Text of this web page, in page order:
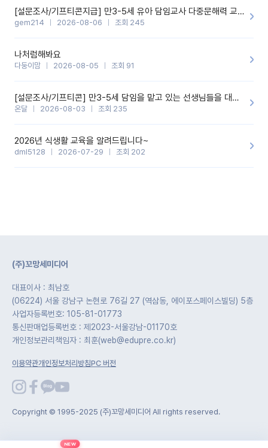
[설문조사/기프티콘지급] 만3-5세 유아 담임교사 다중문해력 교육 증진을 위한 설문조사
gem214 2026-08-06 조회 245
나처럼해봐요
다둥이맘 2026-08-05 조회 91
[설문조사/기프티콘] 만3-5세 담임을 맡고 있는 선생님들을 대상으로 설문조사를 합니다!
온달 2026-08-03 조회 235
2026년 식생활 교육을 알려드립니다~
dml5128 2026-07-29 조회 202
(주)꼬망세미디어
대표이사 : 최남호
(06224) 서울 강남구 논현로 76길 27 (역삼동, 에이포스페이스빌딩) 5층
사업자등록번호: 105-81-01773
통신판매업등록번호 : 제2023-서울강남-01170호
개인정보관리책임자 : 최훈(web@edupre.co.kr)
이용약관개인정보처리방침PC 버전
Copyright © 1995-2025 (주)꼬망세미디어 All rights reserved.
NEW